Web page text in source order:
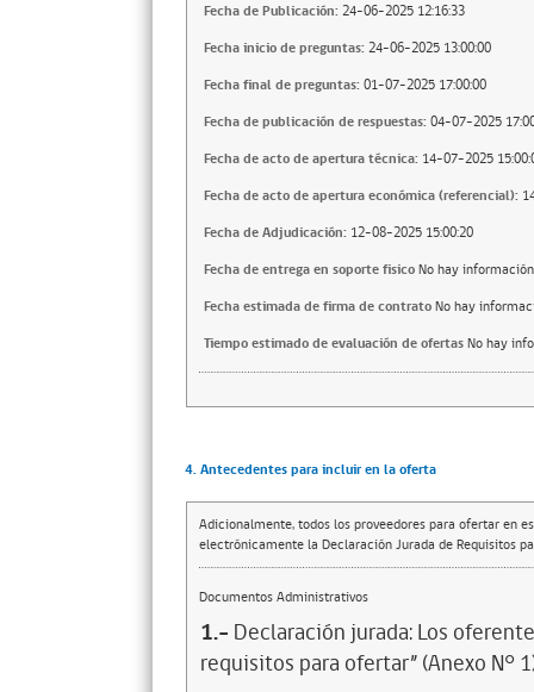
Fecha de Publicación: 24-06-2025 12:16:33
Fecha inicio de preguntas: 24-06-2025 13:00:00
Fecha final de preguntas: 01-07-2025 17:00:00
Fecha de publicación de respuestas: 04-07-2025
Fecha de acto de apertura técnica: 14-07-2025
Fecha de acto de apertura económica (referencial):
Fecha de Adjudicación: 12-08-2025 15:00:20
Fecha de entrega en soporte fisicoNo hay información
Fecha estimada de firma de contratoNo hay
Tiempo estimado de evaluación de ofertasNo hay
4. Antecedentes para incluir en la oferta
Adicionalmente, todos los proveedores para ofertar en
electrónicamente la Declaración Jurada de Requisitos
Documentos Administrativos
1.- Declaración jurada: Los
requisitos para ofertar” (Anexo N°